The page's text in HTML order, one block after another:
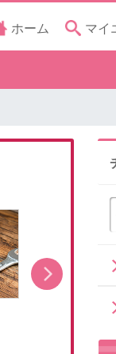
ホーム マイ